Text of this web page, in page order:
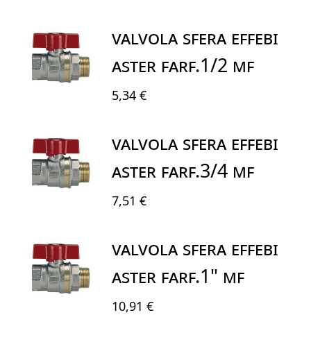
VALVOLA SFERA EFFEBI
ASTER FARF.1/2 MF
5,34 €
VALVOLA SFERA EFFEBI
ASTER FARF.3/4 MF
7,51 €
VALVOLA SFERA EFFEBI
ASTER FARF.1" MF
10,91 €